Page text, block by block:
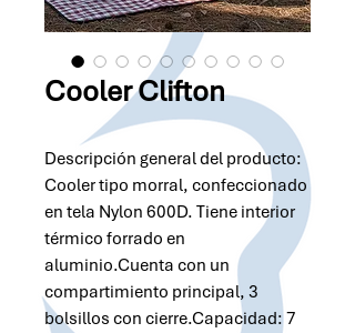
Cooler Clifton
Descripción general del producto:
Cooler tipo morral, confeccionado
en tela Nylon 600D. Tiene interior
térmico forrado en
aluminio.Cuenta con un
compartimiento principal, 3
bolsillos con cierre.Capacidad: 7